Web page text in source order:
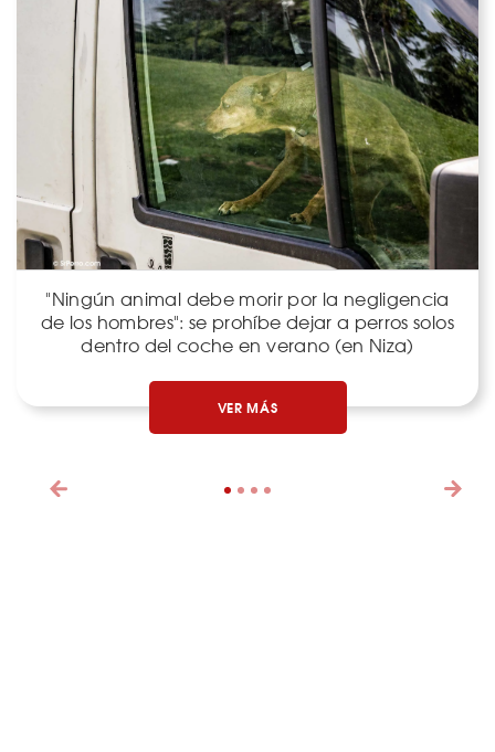
"Ningún animal debe morir por la negligencia
de los hombres": se prohíbe dejar a perros solos
dentro del coche en verano (en Niza)
VER MÁS